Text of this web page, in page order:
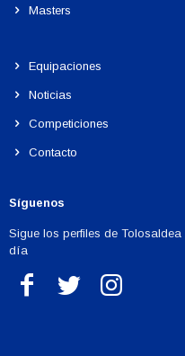
Masters
Equipaciones
Noticias
Competiciones
Contacto
Síguenos
Sigue los perfiles de
día